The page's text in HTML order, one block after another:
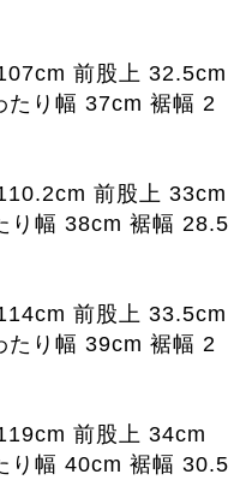
前股上 32.5cm
り幅 37cm 裾幅 2
前股上 33cm
り幅 38cm 裾幅 28.5
前股上 33.5cm
り幅 39cm 裾幅 2
前股上 34cm
り幅 40cm 裾幅 30.5